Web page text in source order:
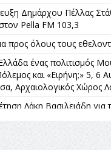
Δημάρχου Πέλλας
Pella FM 103,3
προς όλους τους
ένας πολιτισμός
και «Ειρήνη;» 5, 6
Αρχαιολογικός Χώρος
Λάκη Βασιλειάδη για
υπάρχει μόνο η